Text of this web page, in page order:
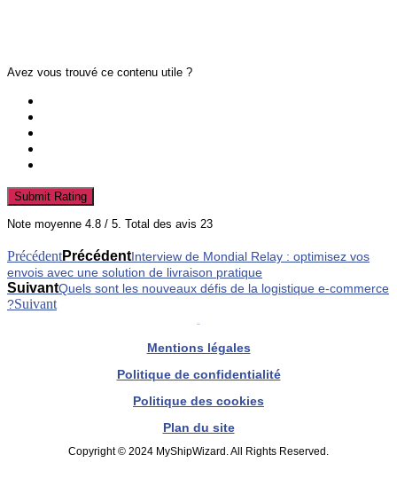
Avez vous trouvé ce contenu utile ?
Submit Rating
Note moyenne 4.8 / 5. Total des avis 23
PrécédentPrécédentInterview de Mondial Relay : optimisez vos
envois avec une solution de livraison pratique
SuivantQuels sont les nouveaux défis de la logistique e-commerce
?Suivant
Mentions légales
Politique de confidentialité
Politique des cookies
Plan du site
Copyright © 2024 MyShipWizard. All Rights Reserved.